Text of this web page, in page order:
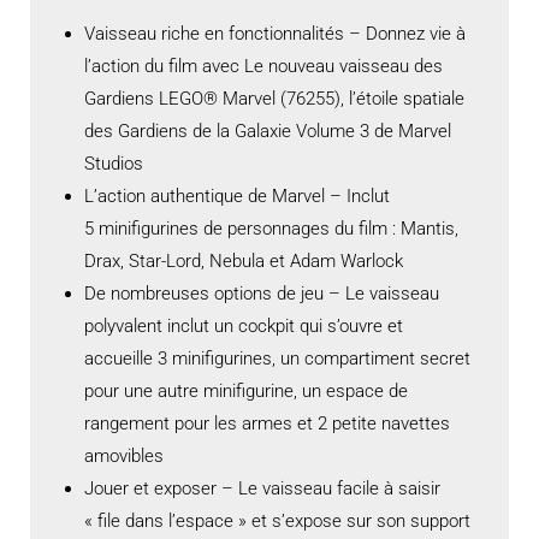
Vaisseau riche en fonctionnalités – Donnez vie à
l’action du film avec Le nouveau vaisseau des
Gardiens LEGO® Marvel (76255), l’étoile spatiale
des Gardiens de la Galaxie Volume 3 de Marvel
Studios
L’action authentique de Marvel – Inclut
5 minifigurines de personnages du film : Mantis,
Drax, Star-Lord, Nebula et Adam Warlock
De nombreuses options de jeu – Le vaisseau
polyvalent inclut un cockpit qui s’ouvre et
accueille 3 minifigurines, un compartiment secret
pour une autre minifigurine, un espace de
rangement pour les armes et 2 petite navettes
amovibles
Jouer et exposer – Le vaisseau facile à saisir
« file dans l’espace » et s’expose sur son support